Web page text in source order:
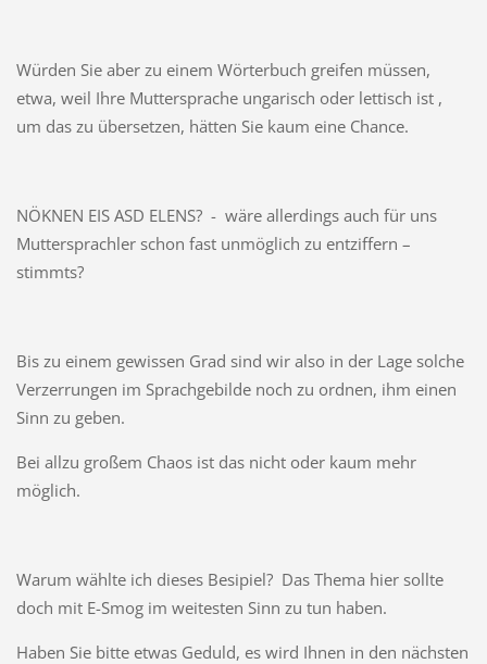
Würden Sie aber zu einem Wörterbuch greifen müssen,
etwa, weil Ihre Muttersprache ungarisch oder lettisch ist ,
um das zu übersetzen, hätten Sie kaum eine Chance.
NÖKNEN EIS ASD ELENS? - wäre allerdings auch für uns
Muttersprachler schon fast unmöglich zu entziffern –
stimmts?
Bis zu einem gewissen Grad sind wir also in der Lage solche
Verzerrungen im Sprachgebilde noch zu ordnen, ihm einen
Sinn zu geben.
Bei allzu großem Chaos ist das nicht oder kaum mehr
möglich.
Warum wählte ich dieses Besipiel? Das Thema hier sollte
doch mit E-Smog im weitesten Sinn zu tun haben.
Haben Sie bitte etwas Geduld, es wird Ihnen in den nächsten